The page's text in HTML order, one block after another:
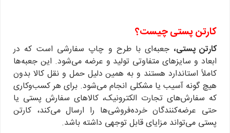
کارتن پستی چیست؟
کارتن پستی، جعبه‌ای با طرح و چاپ سفارشی است که در
ابعاد و سایزهای متفاوتی تولید و عرضه می‌شود. این جعبه‌ها
کاملاً استاندارد هستند و به همین دلیل حمل و نقل کالا بدون
هیچ گونه آسیب یا مشکلی انجام می‌شود. برای هر کسب‌وکاری
که سفارش‌های تجارت الکترونیک، کالاهای سفارش پستی یا
حتی عرضه‌کنندگان خرده‌فروشی‌ها را ارسال می‌کند، کارتن
پستی می‌تواند مزایای قابل توجهی داشته باشد.